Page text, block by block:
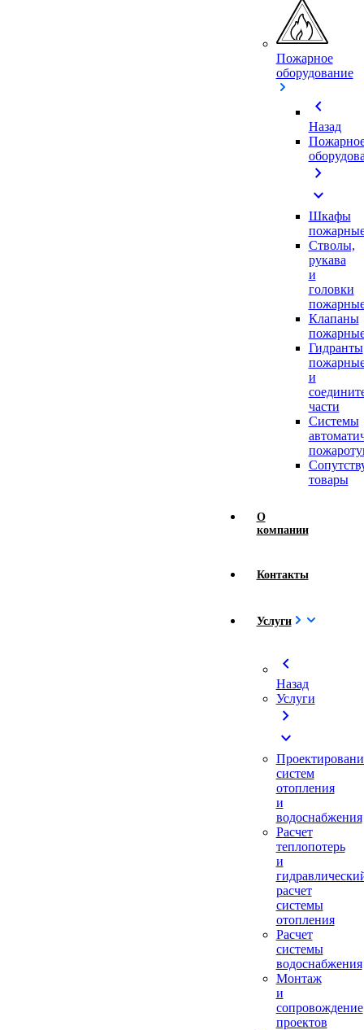
Пожарное
оборудование
chevron_left
Назад
chevron_right
expand_more
Шкафы
Стволы,
рукава
и
головки
Клапаны
Гидранты
и
части
Системы
товары
О
компании
Контакты
Услуги
chevron_left
Назад
Услуги
chevron_right
expand_more
систем
отопления
и
водоснабжения
Расчет
теплопотерь
и
расчет
системы
отопления
Расчет
системы
водоснабжения
Монтаж
и
сопровождение
проектов